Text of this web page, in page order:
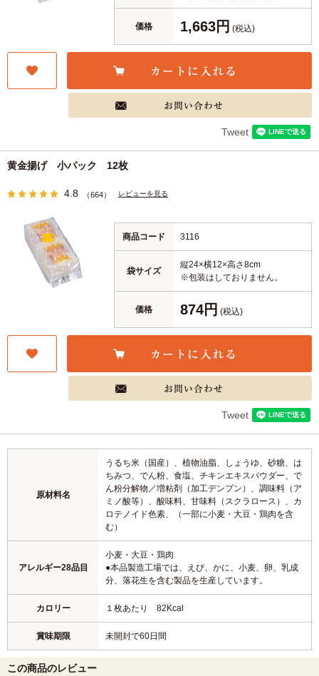
価格 1,663円 (税込)
Tweet
黄金揚げ 小パック 12枚
4.8 （664） レビューを見る
商品コード 3116
袋サイズ
縦24×横12×高さ8cm
※包装はしておりません。
価格 874円 (税込)
Tweet
原材料名
うるち米（国産）、植物油脂、しょうゆ、砂糖、は
ちみつ、でん粉、食塩、チキンエキスパウダー、で
ん粉分解物／増粘剤（加工デンプン）、調味料（ア
ミノ酸等）、酸味料、甘味料（スクラロース）、カ
ロテノイド色素、（一部に小麦・大豆・鶏肉を含
む）
アレルギー28品目
小麦・大豆・鶏肉
●本品製造工場では、えび、かに、小麦、卵、乳成
分、落花生を含む製品を生産しています。
カロリー １枚あたり 82Kcal
賞味期限 未開封で60日間
この商品のレビュー